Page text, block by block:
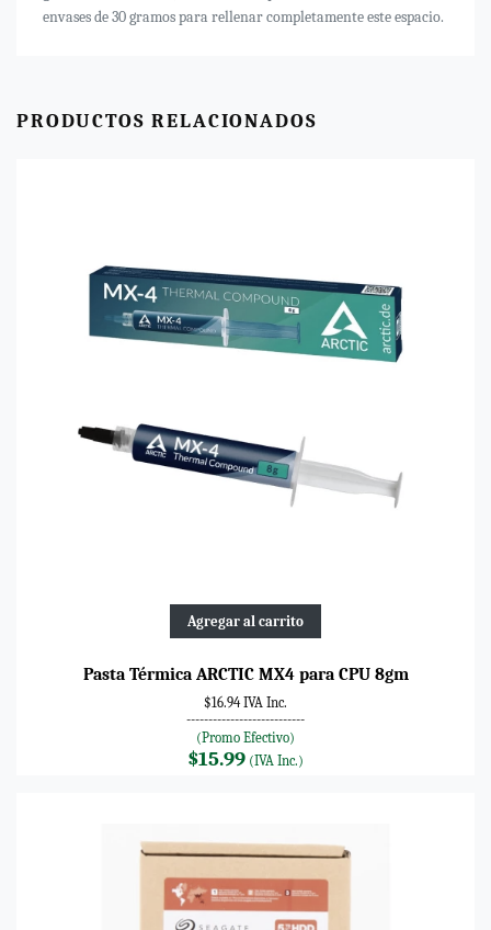
envases de 30 gramos para rellenar completamente este espacio.
PRODUCTOS RELACIONADOS
Agregar al carrito
Pasta Térmica ARCTIC MX4 para CPU 8gm
$16.94 IVA Inc.
---------------------------
(Promo Efectivo)
$15.99 (IVA Inc.)